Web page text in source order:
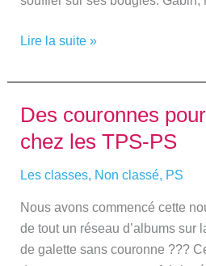
Lire la suite »
Des couronnes
chez les TPS-PS
Les classes, Non classé, PS
Nous avons commencé cette
de tout un réseau d’albums sur
de galette sans couronne ???
Des
couronnes
pour
fêter
rois
chez
les